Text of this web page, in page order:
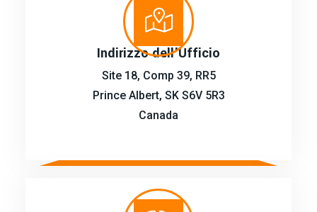
Indirizzo dell'Ufficio
Site 18, Comp 39, RR5
Prince Albert, SK S6V 5R3
Canada